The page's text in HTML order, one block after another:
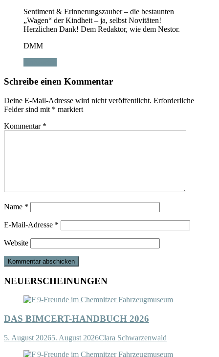
Sentiment & Erinnerungszauber – die bestaunten
„Wagen“ der Kindheit – ja, selbst Novitäten!
Herzlichen Dank! Dem Redaktor, wie dem Nestor.
DMM
Schreibe einen Kommentar
Deine E-Mail-Adresse wird nicht veröffentlicht. Erforderliche
Felder sind mit * markiert
Kommentar *
Name *
E-Mail-Adresse *
Website
NEUERSCHEINUNGEN
DAS BIMCERT-HANDBUCH 2026
5. August 20265. August 2026Clara Schwarzenwald